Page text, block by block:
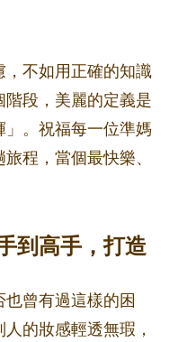
不如用正確的知識
段，美麗的定義是
」。祝福每一位準媽
程，當個最快樂、
到高手，打造
曾有過這樣的困
的妝感輕透無瑕，